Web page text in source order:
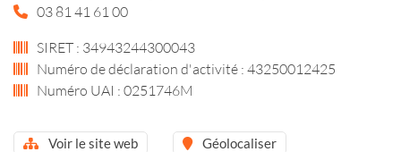
03 81 41 61 00
SIRET : 34943244300043
Numéro de déclaration d'activité : 43250012425
Numéro UAI : 0251746M
Voir le site web Géolocaliser